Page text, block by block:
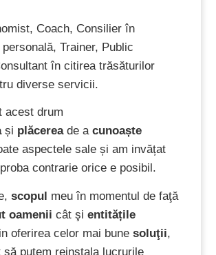
Coach, Consilier în
Trainer, Public
în citirea trăsăturilor
diverse servicii.
acest drum
și plăcereade acunoaște
aspectele sale și am invățat
contrarie orice e posibil.
scopul meu în momentul de faţă
oameniicât şientitățile
oferirea celor mai bunesoluţii,
putem reinstala lucrurile